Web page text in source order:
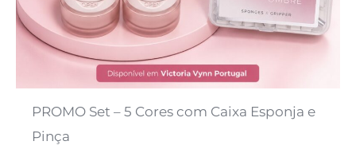
PROMO Set – 5 Cores com Caixa Esponja e
Pinça